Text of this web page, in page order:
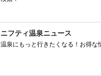
ニフティ温泉ニュース
温泉にもっと行きたくなる！お得な